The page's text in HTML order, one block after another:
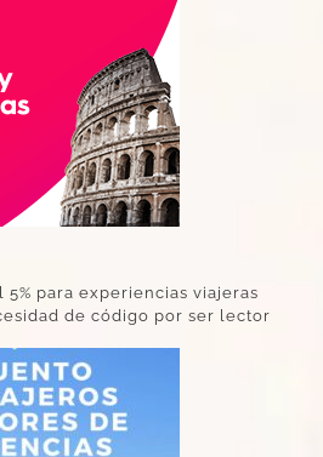
para experiencias viajeras
de código por ser lector